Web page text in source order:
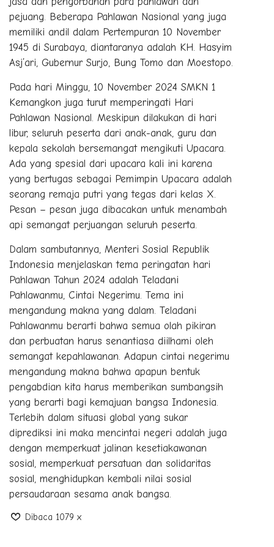
pejuang. Beberapa Pahlawan Nasional yang juga
memiliki andil dalam Pertempuran 10 November
1945 di Surabaya, diantaranya adalah KH. Hasyim
Asj’ari, Gubernur Surjo, Bung Tomo dan Moestopo.
Pada hari Minggu, 10 November 2024 SMKN 1
Kemangkon juga turut memperingati Hari
Pahlawan Nasional. Meskipun dilakukan di hari
libur, seluruh peserta dari anak-anak, guru dan
kepala sekolah bersemangat mengikuti Upacara.
Ada yang spesial dari upacara kali ini karena
yang bertugas sebagai Pemimpin Upacara adalah
seorang remaja putri yang tegas dari kelas X.
Pesan – pesan juga dibacakan untuk menambah
api semangat perjuangan seluruh peserta.
Dalam sambutannya, Menteri Sosial Republik
Indonesia menjelaskan tema peringatan hari
Pahlawan Tahun 2024 adalah Teladani
Pahlawanmu, Cintai Negerimu. Tema ini
mengandung makna yang dalam. Teladani
Pahlawanmu berarti bahwa semua olah pikiran
dan perbuatan harus senantiasa diilhami oleh
semangat kepahlawanan. Adapun cintai negerimu
mengandung makna bahwa apapun bentuk
pengabdian kita harus memberikan sumbangsih
yang berarti bagi kemajuan bangsa Indonesia.
Terlebih dalam situasi global yang sukar
diprediksi ini maka mencintai negeri adalah juga
dengan memperkuat jalinan kesetiakawanan
sosial, memperkuat persatuan dan solidaritas
sosial, menghidupkan kembali nilai sosial
persaudaraan sesama anak bangsa.
Dibaca 1079 x